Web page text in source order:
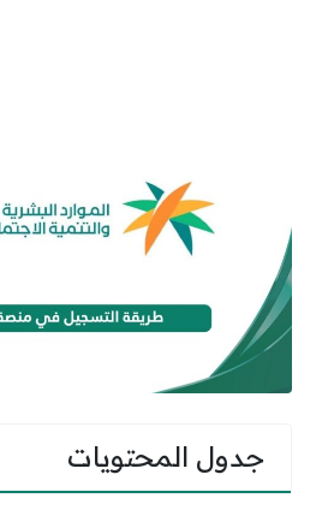
جدول المحتويات